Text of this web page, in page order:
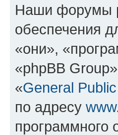
Наши форумы
обеспечения
«они»,
«phpBB
«General
по адресу
программного